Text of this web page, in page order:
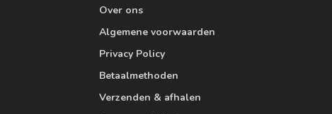
Over ons
Algemene voorwaarden
Privacy Policy
Betaalmethoden
Verzenden & afhalen